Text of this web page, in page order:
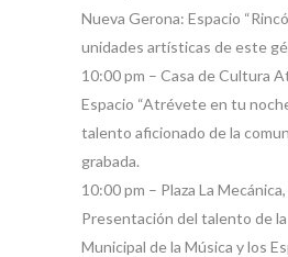
Nueva Gerona: Espacio
unidades artísticas de este
10:00 pm – Casa de Cultura
Espacio “Atrévete en tu
talento aficionado de la
grabada.
10:00 pm – Plaza La
Presentación del talento de la
Municipal de la Música y los